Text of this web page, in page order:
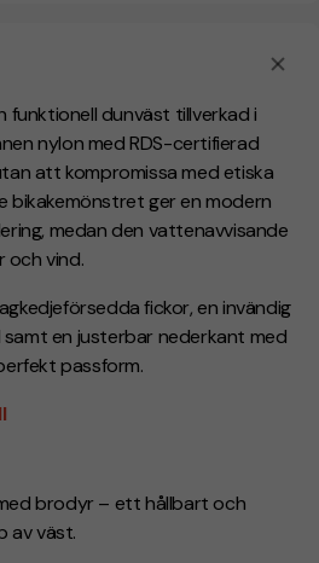
funktionell dunväst tillverkad i
nylon med RDS-certifierad
att kompromissa med etiska
bikakemönstret ger en modern
medan den vattenavvisande
och vind.
fickor, en invändig
en justerbar nederkant med
passform.
brodyr – ett hållbart och
av väst.